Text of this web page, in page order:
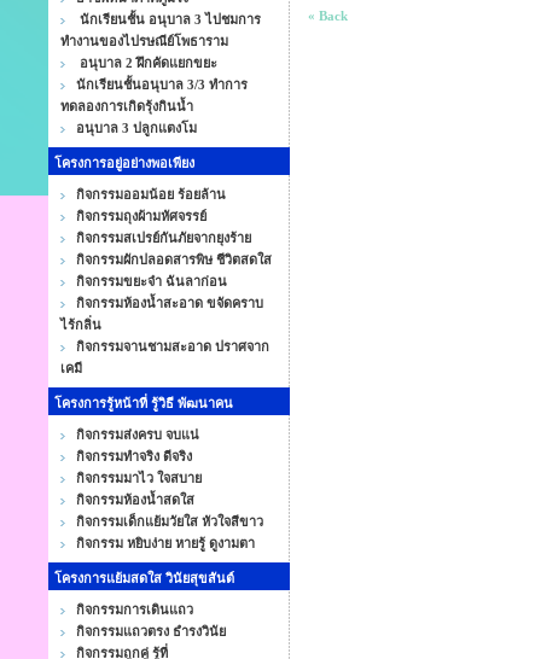
นักเรียนชั้น อนุบาล 3 ไปชมการ
ทำงานของไปรษณีย์โพธาราม
อนุบาล 2 ฝึกคัดแยกขยะ
นักเรียนชั้นอนุบาล 3/3 ทำการ
ทดลองการเกิดรุ้งกินน้ำ
อนุบาล 3 ปลูกแตงโม
โครงการอยู่อย่างพอเพียง
กิจกรรมออมน้อย ร้อยล้าน
กิจกรรมถุงผ้ามหัศจรรย์
กิจกรรมสเปรย์กันภัยจากยุงร้าย
กิจกรรมผักปลอดสารพิษ ชีวิตสดใส
กิจกรรมขยะจ๋า ฉันลาก่อน
กิจกรรมห้องน้ำสะอาด ขจัดคราบ
ไร้กลิ่น
กิจกรรมจานชามสะอาด ปราศจาก
เคมี
โครงการรู้หน้าที่ รู้วิธี พัฒนาคน
กิจกรรมส่งครบ จบแน่
กิจกรรมทำจริง ดีจริง
กิจกรรมมาไว ใจสบาย
กิจกรรมห้องน้ำสดใส
กิจกรรมเด็กแย้มวัยใส หัวใจสีขาว
กิจกรรม หยิบง่าย หายรู้ ดูงามตา
โครงการแย้มสดใส วินัยสุขสันต์
กิจกรรมการเดินแถว
กิจกรรมแถวตรง ธำรงวินัย
กิจกรรมถูกคู่ รู้ที่
« Back